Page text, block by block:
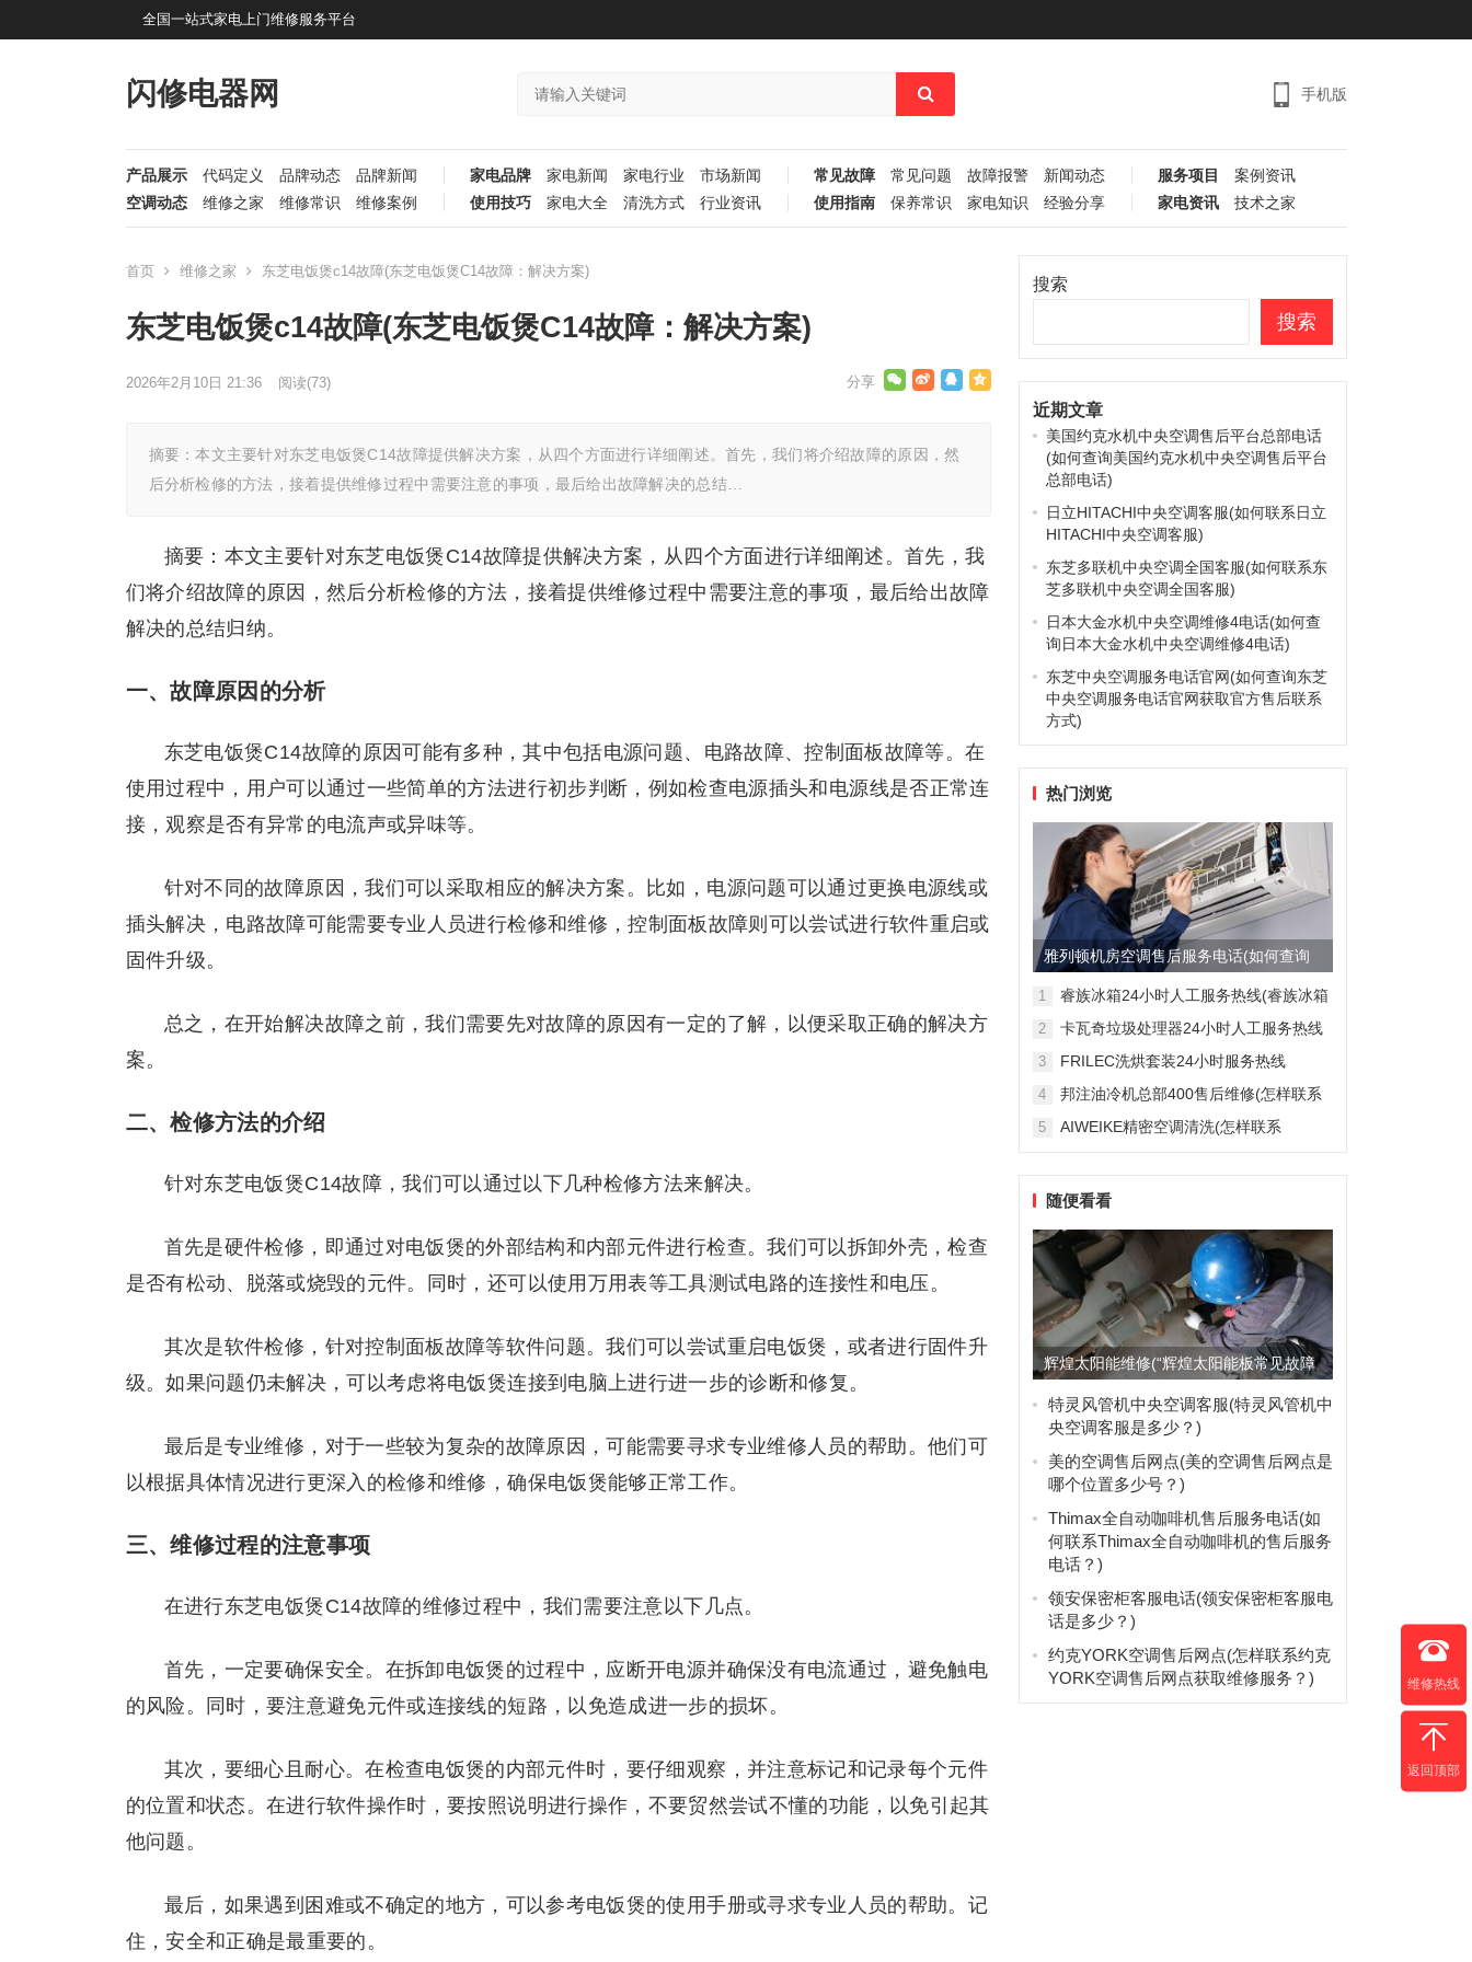
全国一站式家电上门维修服务平台
闪修电器网 手机版
产品展示 代码定义 品牌动态 品牌新闻 家电品牌 家电新闻 家电行业 市场新闻 常见故障 常见问题 故障报警 新闻动态 服务项目
案例资讯
空调动态
维修之家 维修常识 维修案例 使用技巧 家电大全 清洗方式 行业资讯 使用指南 保养常识 家电知识 经验分享 家电资讯 技术之家
首页 维修之家 东芝电饭煲c14故障(东芝电饭煲C14故障：解决方案)
东芝电饭煲c14故障(东芝电饭煲C14故障：解决方案)
2026年2月10日 21:36 阅读(73)
摘要：本文主要针对东芝电饭煲C14故障提供解决方案，从四个方面进行详细阐述。首先，我们将介绍故障的原因，然
后分析检修的方法，接着提供维修过程中需要注意的事项，最后给出故障解决的总结…
摘要：本文主要针对东芝电饭煲C14故障提供解决方案，从四个方面进行详细阐述。首先，我
们将介绍故障的原因，然后分析检修的方法，接着提供维修过程中需要注意的事项，最后给出故障
解决的总结归纳。
一、故障原因的分析
东芝电饭煲C14故障的原因可能有多种，其中包括电源问题、电路故障、控制面板故障等。在
使用过程中，用户可以通过一些简单的方法进行初步判断，例如检查电源插头和电源线是否正常连
接，观察是否有异常的电流声或异味等。
针对不同的故障原因，我们可以采取相应的解决方案。比如，电源问题可以通过更换电源线或
插头解决，电路故障可能需要专业人员进行检修和维修，控制面板故障则可以尝试进行软件重启或
固件升级。
总之，在开始解决故障之前，我们需要先对故障的原因有一定的了解，以便采取正确的解决方
案。
二、检修方法的介绍
针对东芝电饭煲C14故障，我们可以通过以下几种检修方法来解决。
首先是硬件检修，即通过对电饭煲的外部结构和内部元件进行检查。我们可以拆卸外壳，检查
是否有松动、脱落或烧毁的元件。同时，还可以使用万用表等工具测试电路的连接性和电压。
其次是软件检修，针对控制面板故障等软件问题。我们可以尝试重启电饭煲，或者进行固件升
级。如果问题仍未解决，可以考虑将电饭煲连接到电脑上进行进一步的诊断和修复。
最后是专业维修，对于一些较为复杂的故障原因，可能需要寻求专业维修人员的帮助。他们可
以根据具体情况进行更深入的检修和维修，确保电饭煲能够正常工作。
三、维修过程的注意事项
在进行东芝电饭煲C14故障的维修过程中，我们需要注意以下几点。
首先，一定要确保安全。在拆卸电饭煲的过程中，应断开电源并确保没有电流通过，避免触电
的风险。同时，要注意避免元件或连接线的短路，以免造成进一步的损坏。
其次，要细心且耐心。在检查电饭煲的内部元件时，要仔细观察，并注意标记和记录每个元件
的位置和状态。在进行软件操作时，要按照说明进行操作，不要贸然尝试不懂的功能，以免引起其
他问题。
最后，如果遇到困难或不确定的地方，可以参考电饭煲的使用手册或寻求专业人员的帮助。记
住，安全和正确是最重要的。
搜索
搜索
近期文章
美国约克水机中央空调售后平台总部电话
(如何查询美国约克水机中央空调售后平台
总部电话)
日立HITACHI中央空调客服(如何联系日立
HITACHI中央空调客服)
东芝多联机中央空调全国客服(如何联系东
芝多联机中央空调全国客服)
日本大金水机中央空调维修4电话(如何查
询日本大金水机中央空调维修4电话)
东芝中央空调服务电话官网(如何查询东芝
中央空调服务电话官网获取官方售后联系
方式)
热门浏览
雅列顿机房空调售后服务电话(如何查询
雅列顿机房空调售后服务电...
1
睿族冰箱24小时人工服务热线(睿族冰箱
2
卡瓦奇垃圾处理器24小时人工服务热线
是多少？)
3
FRILEC洗烘套装24小时服务热线
少？)
4
邦注油冷机总部400售后维修(怎样联系
5
AIWEIKE精密空调清洗(怎样联系
随便看看
辉煌太阳能维修(“辉煌太阳能板常见故障
及维修方法有哪些？”)
特灵风管机中央空调客服(特灵风管机中
央空调客服是多少？)
美的空调售后网点(美的空调售后网点是
哪个位置多少号？)
Thimax全自动咖啡机售后服务电话(如
何联系Thimax全自动咖啡机的售后服务
电话？)
领安保密柜客服电话(领安保密柜客服电
话是多少？)
约克YORK空调售后网点(怎样联系约克
YORK空调售后网点获取维修服务？)
维修热线
返回顶部